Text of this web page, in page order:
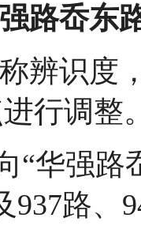
路岙东
辨识度
行调整
“华强路
937路、